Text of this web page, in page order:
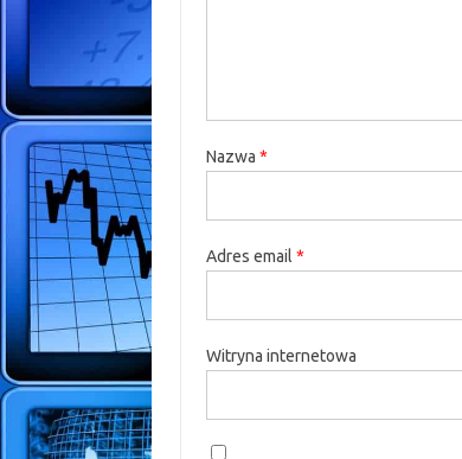
Nazwa *
Adres email *
Witryna internetowa